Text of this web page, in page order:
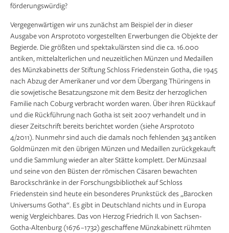
förderungswürdig?
Vergegenwärtigen wir uns zunächst am Beispiel der in dieser
Ausgabe von Arsprototo vorgestellten Erwerbungen die Objekte der
Begierde. Die größten und spektakulärsten sind die ca. 16.000
antiken, mittelalter­lichen und neuzeitlichen Münzen und Medaillen
des Münzkabinetts der Stiftung Schloss Friedenstein Gotha, die 1945
nach Abzug der Amerikaner und vor dem Übergang Thüringens in
die sowjetische Besatzungszone mit dem Besitz der herzoglichen
Familie nach Coburg verbracht worden waren. Über ihren Rückkauf
und die Rückführung nach Gotha ist seit 2007 verhandelt und in
dieser Zeitschrift bereits berichtet worden (siehe Arsprototo
4/2011). Nunmehr sind auch die damals noch fehlenden 343 antiken
Goldmünzen mit den übrigen Münzen und Medaillen zurückgekauft
und die Sammlung wieder an alter Stätte komplett. Der Münzsaal
und seine von den Büsten der römischen Cäsaren bewachten
Barockschränke in der Forschungsbibliothek auf Schloss
Friedenstein sind heute ein besonderes Prunkstück des „Barocken
Universums Gotha“. Es gibt in Deutschland nichts und in Europa
wenig Vergleichbares. Das von Herzog Friedrich II. von Sachsen-
Gotha-Altenburg (1676 –1732) geschaffene Münzkabinett rühmten